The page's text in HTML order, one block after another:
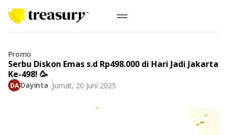
Emas Fisik
Promo
Serbu Diskon Emas s.d Rp498.000 di Hari Jadi Jakarta
Ke-498! 🥳
Dayinta Jumat, 20 Juni 2025